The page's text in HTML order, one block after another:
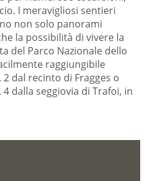
I meravigliosi sentieri
non solo panorami
la possibilità di vivere la
del Parco Nazionale dello
raggiungibile
dal recinto di Fragges o
dalla seggiovia di Trafoi, in